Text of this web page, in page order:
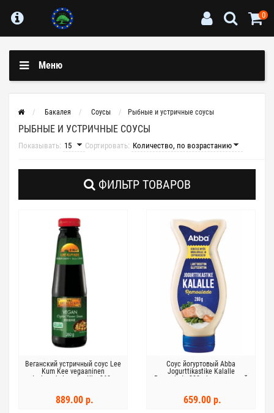
0
Меню
Бакалея Соусы Рыбные и устричные соусы
РЫБНЫЕ И УСТРИЧНЫЕ СОУСЫ
Показывать: Сортировать:
ФИЛЬТР ТОВАРОВ
Веганский устричный соус Lee
Kum Kee vegaaninen
osterinmakuinen kastike 260 мл
889.00 р.
Соус йогуртовый Abba
Jogurttikastike Kalalle
Remoulade 280г безлактозный
659.00 р.